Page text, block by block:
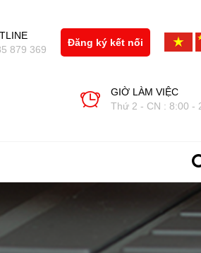
Đăng ký kết nối
879 369
GIỜ LÀM VIỆC
Thứ 2 - CN : 8:00 -